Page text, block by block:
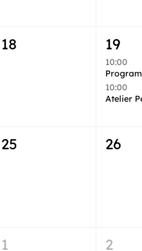
18 19
10:00
10:00
25 26
1 2